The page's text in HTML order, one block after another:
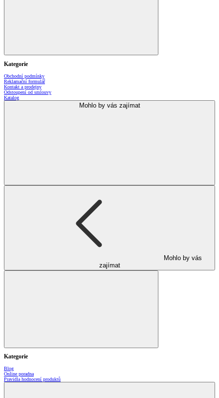
Kategorie
Obchodní podmínky
Reklamační formulář
Kontakt a prodejny
Odstoupení od smlouvy
Katalog
Mohlo by vás zajímat
Mohlo by vás
zajímat
Kategorie
Blog
Online poradna
Pravidla hodnocení produktů